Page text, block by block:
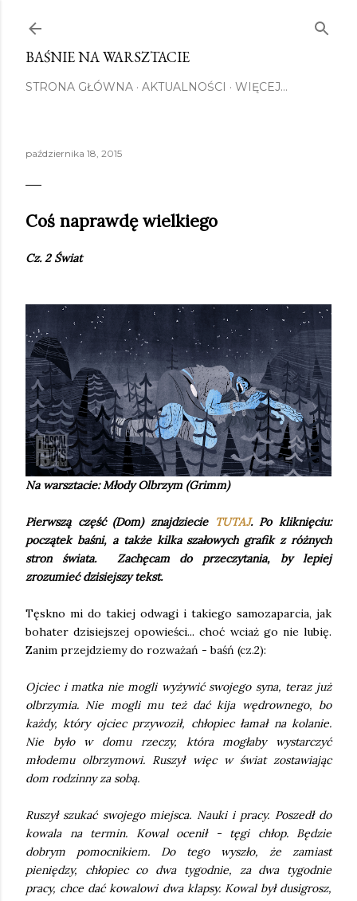
BAŚNIE NA WARSZTACIE
STRONA GŁÓWNA AKTUALNOŚCI WIĘCEJ…
października 18, 2015
Coś naprawdę wielkiego
Cz. 2 Świat
Na warsztacie: Młody Olbrzym (Grimm)
Pierwszą część (Dom) znajdziecie TUTAJ. Po kliknięciu:
początek baśni, a także kilka szałowych grafik z różnych
stron świata. Zachęcam do przeczytania, by lepiej
zrozumieć dzisiejszy tekst.
Tęskno mi do takiej odwagi i takiego samozaparcia, jak
bohater dzisiejszej opowieści... choć wciaż go nie lubię.
Zanim przejdziemy do rozważań - baśń (cz.2):
Ojciec i matka nie mogli wyżywić swojego syna, teraz już
olbrzymia. Nie mogli mu też dać kija wędrownego, bo
każdy, który ojciec przywoził, chłopiec łamał na kolanie.
Nie było w domu rzeczy, która mogłaby wystarczyć
młodemu olbrzymowi. Ruszył więc w świat zostawiając
dom rodzinny za sobą.
Ruszył szukać swojego miejsca. Nauki i pracy. Poszedł do
kowala na termin. Kowal ocenił - tęgi chłop. Będzie
dobrym pomocnikiem. Do tego wyszło, że zamiast
pieniędzy, chłopiec co dwa tygodnie, za dwa tygodnie
pracy, chce dać kowalowi dwa klapsy. Kowal był dusigrosz,